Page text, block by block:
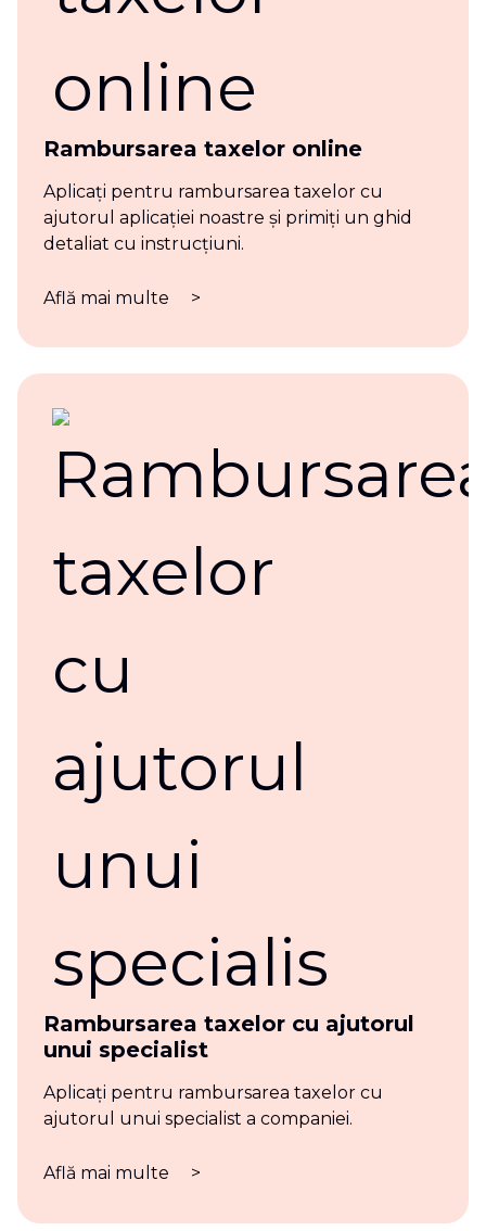
Rambursarea taxelor online
Aplicați pentru rambursarea taxelor cu
ajutorul aplicației noastre și primiți un ghid
detaliat cu instrucțiuni.
Află mai multe >
Rambursarea taxelor cu ajutorul
unui specialist
Aplicați pentru rambursarea taxelor cu
ajutorul unui specialist a companiei.
Află mai multe >